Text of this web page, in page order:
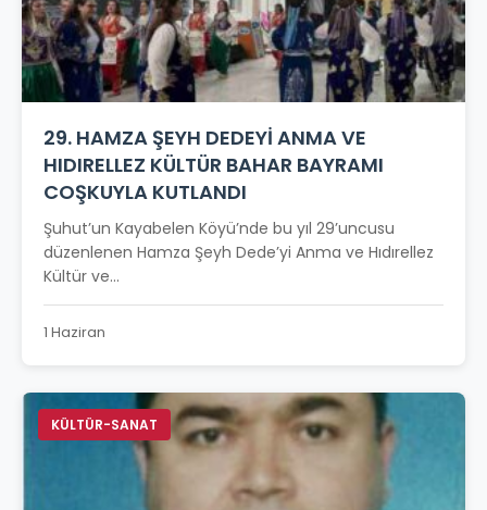
29. HAMZA ŞEYH DEDEYİ ANMA VE
HIDIRELLEZ KÜLTÜR BAHAR BAYRAMI
COŞKUYLA KUTLANDI
Şuhut’un Kayabelen Köyü’nde bu yıl 29’uncusu
düzenlenen Hamza Şeyh Dede’yi Anma ve Hıdırellez
Kültür ve...
1 Haziran
KÜLTÜR-SANAT